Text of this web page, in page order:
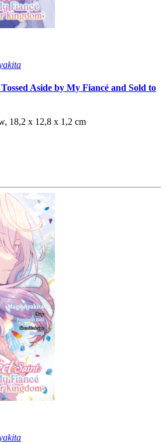
Aside by My Fiancé and Sold to
18,2 x 12,8 x 1,2 cm